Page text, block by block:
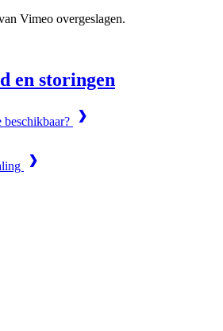
Vimeo overgeslagen.
en storingen